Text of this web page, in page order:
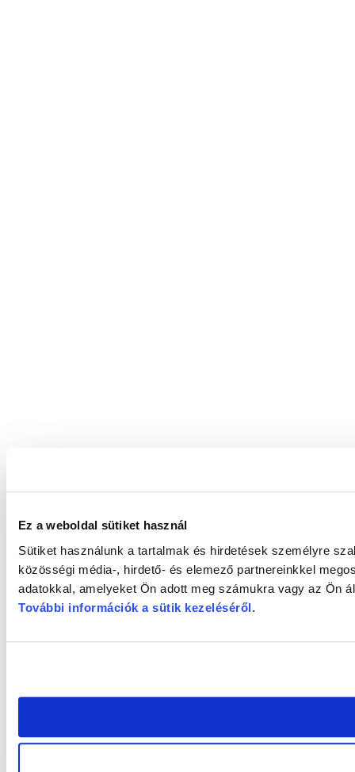
Ez a weboldal sütiket használ
Sütiket használunk a tartalmak és hirdetések személyre
közösségi média-, hirdető- és elemező partnereinkkel
adatokkal, amelyeket Ön adott meg számukra vagy az Ön
További információk a sütik kezeléséről.